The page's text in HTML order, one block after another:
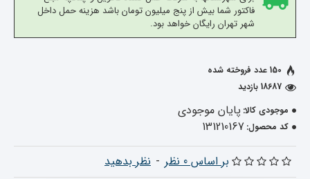
فاکتور شما بیش از پنج میلیون تومان باشد هزینه حمل داخل
شهر تهران رایگان خواهد بود.
موجودی کالا: پایان موجودی
کد محصول: 131210167
150 عدد فروخته شده
18687 بازدید
بر اساس 0 نظر - نظر بدهید